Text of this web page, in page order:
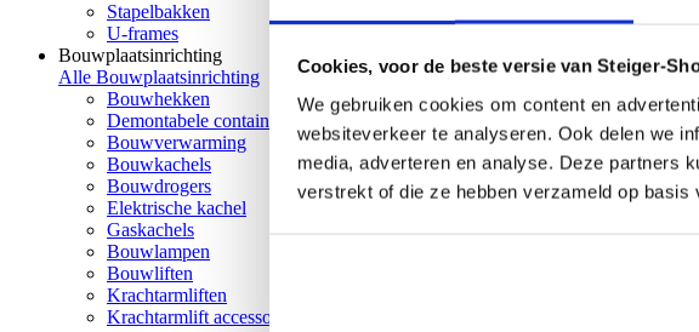
Cookies, voor de beste versie van Steiger-
We gebruiken cookies om content en
websiteverkeer te analyseren. Ook delen we
media, adverteren en analyse. Deze partners
verstrekt of die ze hebben verzameld op
Stapelbakken
U-frames
Bouwplaatsinrichting
Alle Bouwplaatsinrichting
Bouwhekken
Demontabele containers
Bouwverwarming
Bouwkachels
Bouwdrogers
Elektrische kachel
Gaskachels
Bouwlampen
Bouwliften
Krachtarmliften
Krachtarmlift accessoires